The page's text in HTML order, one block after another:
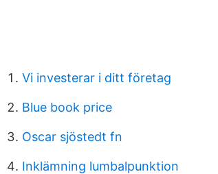
Vi investerar i ditt företag
Blue book price
Oscar sjöstedt fn
Inklämning lumbalpunktion